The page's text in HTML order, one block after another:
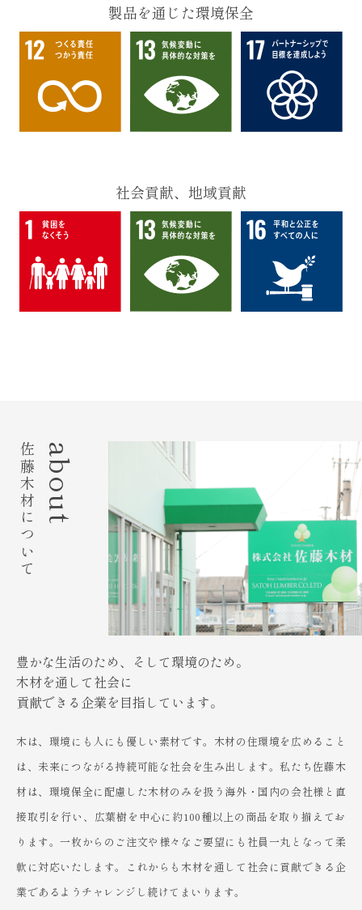
製品を通じた環境保全
社会貢献、地域貢献
about
佐藤木材について
豊かな生活のため、そして環境のため。
木材を通して社会に
貢献できる企業を目指しています。
木は、環境にも人にも優しい素材です。木材の住環境を広めること
は、未来につながる持続可能な社会を生み出します。私たち佐藤木
材は、環境保全に配慮した木材のみを扱う海外・国内の会社様と直
接取引を行い、広葉樹を中心に約100種以上の商品を取り揃えてお
ります。一枚からのご注文や様々なご要望にも社員一丸となって柔
軟に対応いたします。これからも木材を通して社会に貢献できる企
業であるようチャレンジし続けてまいります。